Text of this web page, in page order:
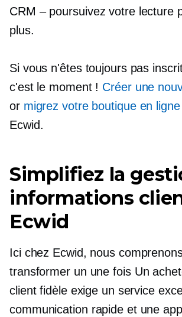
CRM – poursuivez votre lecture
plus.
Si vous n'êtes toujours pas
c'est le moment ! Créer une
or migrez votre boutique en
Ecwid.
Simplifiez la
informations
Ecwid
Ici chez Ecwid, nous
transformer un une foisUn
client fidèle exige un service
communication rapide et une